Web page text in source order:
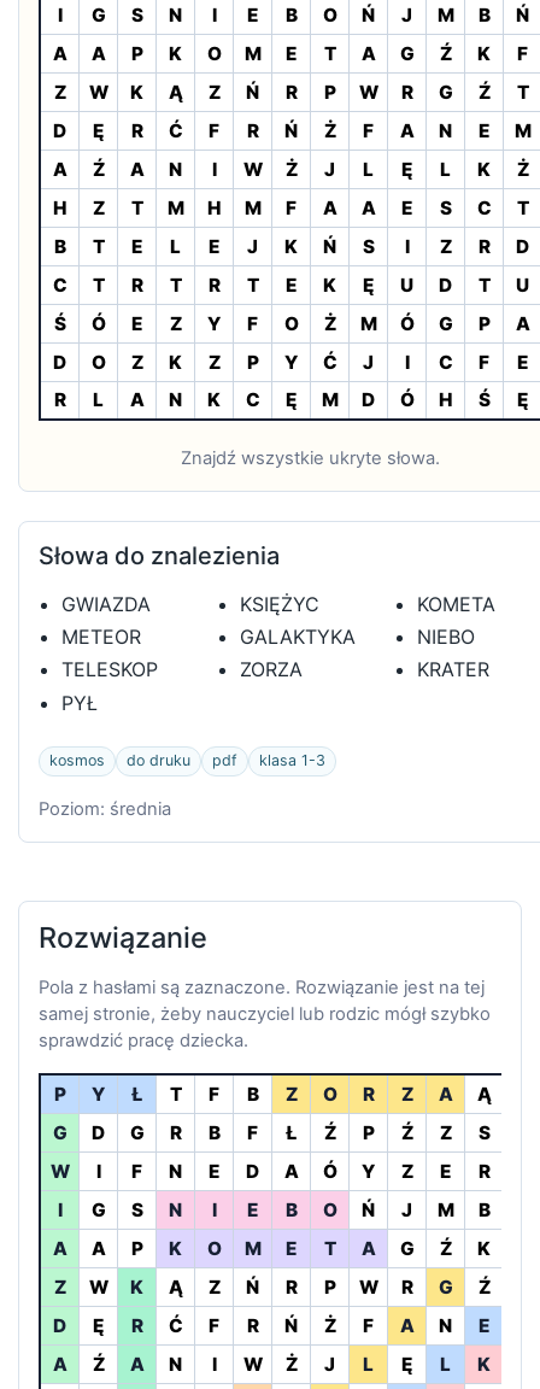
I
G S N I E B O Ń J M B
Ń
A
A P K O M E T A G Ź K
F
Z
W K Ą Z Ń R P W R G Ź
T
D
Ę R Ć F R Ń Ż F A N E
M
A
Ź A N I W Ż J L Ę L K
Ż
H
Z T M H M F A A E S C
T
B
T E L E J K Ń S I Z R
D
C
T R T R T E K Ę U D T
U
Ś
Ó E Z Y F O Ż M Ó G P
A
D
O Z K Z P Y Ć J I C F
E
R
L A N K C Ę M D Ó H Ś Ę
Znajdź wszystkie ukryte słowa.
Słowa do znalezienia
GWIAZDA KSIĘŻYC
KOMETA
METEOR
GALAKTYKA
NIEBO
TELESKOP
ZORZA
KRATER
PYŁ
kosmos do druku pdf klasa 1-3
Poziom: średnia
Rozwiązanie
Pola z hasłami są zaznaczone. Rozwiązanie jest na tej
samej stronie, żeby nauczyciel lub rodzic mógł szybko
sprawdzić pracę dziecka.
P Y Ł T F B Z O R Z A Ą
G
D G R B F Ł Ź P Ź Z S
W
I F N E D A Ó Y Z E R
I
G S N I E B O Ń J M B
A
A P K O M E T A G Ź K
Z
W K Ą Z Ń R P W R G Ź
D
Ę R Ć F R Ń Ż F A N E
A
Ź A N I W Ż J L Ę L K